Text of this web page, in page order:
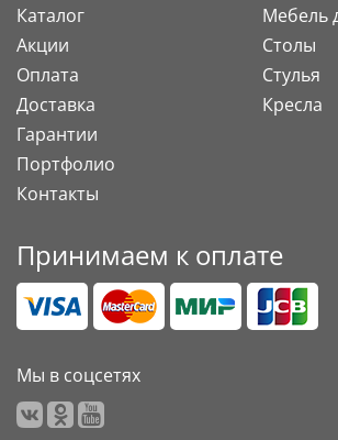
Каталог
Акции
Оплата
Доставка
Гарантии
Портфолио
Контакты
Мебель
Столы
Стулья
Кресла
Принимаем к оплате
Мы в соцсетях